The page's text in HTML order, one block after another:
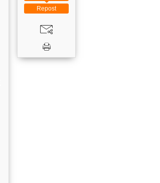
Repost